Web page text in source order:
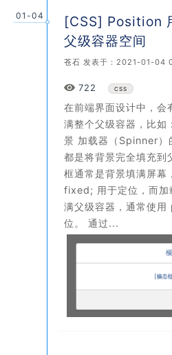
01-04
[CSS] Position
父级容器空间
苍石 发表于：2021-01-04
722 Views
CSS
在前端界面设计中，会
满整个父级容器，比
景 加载器（Spinner）
都是将背景完全填充到
框通常是背景填满屏
fixed; 用于定位，而加
满父级容器，通常使
位。 通过...